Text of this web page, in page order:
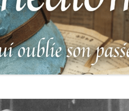
DE
VÉRITABLE LIVRE
LES PORTRAITS
SOLDATS
DU JOURNAL
– « HOMMAGE
DÉCORATION
LEXIQUE DES ABRÉVIATIONS
MILITAIRES
CATALOGUES DES OBLITÉRATIONS
MILITAIRES FRANÇAISES 1914-1918